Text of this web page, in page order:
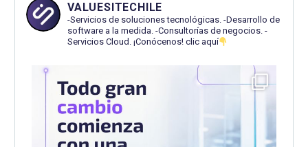
VALUESITECHILE
-Servicios de soluciones tecnológicas. -Desarrollo de
software a la medida. -Consultorías de negocios. -
Servicios Cloud. ¡Conócenos! clic aquí